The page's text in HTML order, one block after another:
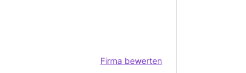
Firma bewerten